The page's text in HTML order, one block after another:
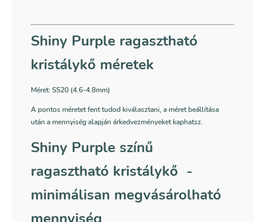
Shiny Purple ragasztható
kristálykő méretek
Méret: SS20 (4.6-4.8mm)
A pontos méretet fent tudod kiválasztani, a méret beállítása
után a mennyiség alapján árkedvezményeket kaphatsz.
Shiny Purple színű
ragasztható kristálykő -
minimálisan megvásárolható